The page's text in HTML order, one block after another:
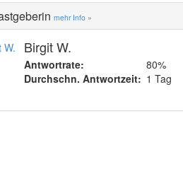
mehr Info »
Birgit W.
Antwortrate:
80%
Durchschn. Antwortzeit: 1 Tag